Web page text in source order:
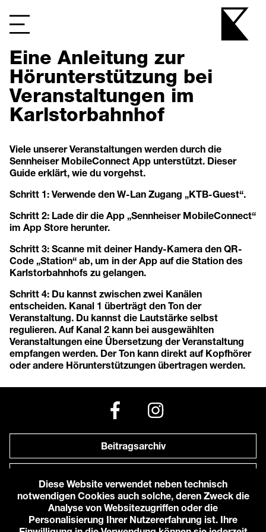
Eine Anleitung zur
Hörunterstützung bei
Veranstaltungen im
Karlstorbahnhof
Viele unserer Veranstaltungen werden durch die
Sennheiser MobileConnect App unterstützt. Dieser
Guide erklärt, wie du vorgehst.
Schritt 1: Verwende den W-Lan Zugang „KTB-Guest“.
Schritt 2: Lade dir die App „Sennheiser MobileConnect“
im App Store herunter.
Schritt 3: Scanne mit deiner Handy-Kamera den QR-
Code „Station“ ab, um in der App auf die Station des
Karlstorbahnhofs zu gelangen.
Schritt 4: Du kannst zwischen zwei Kanälen
entscheiden. Kanal 1 überträgt den Ton der
Veranstaltung. Du kannst die Lautstärke selbst
regulieren. Auf Kanal 2 kann bei ausgewählten
Veranstaltungen eine Übersetzung der Veranstaltung
empfangen werden. Der Ton kann direkt auf Kopfhörer
oder andere Hörunterstützungen übertragen werden.
Beitragsarchiv
Anfahrt zu uns
Diese Website verwendet neben technisch
notwendigen Cookies auch solche, deren Zweck die
Analyse von Websitezugriffen oder die
Personalisierung Ihrer Nutzererfahrung ist. Ihre